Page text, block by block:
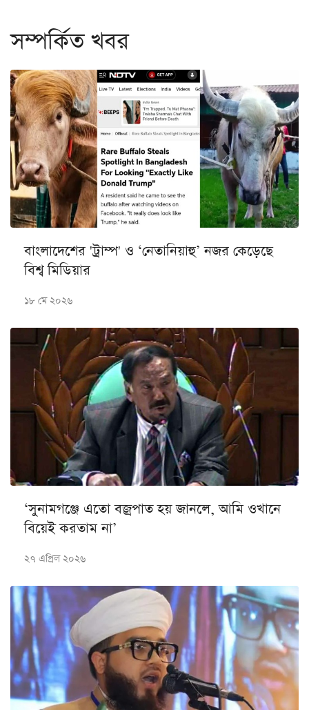
সম্পর্কিত খবর
বাংলাদেশের 'ট্রাম্প' ও ‘নেতানিয়াহু’ নজর কেড়েছে
বিশ্ব মিডিয়ার
১৮ মে ২০২৬
‘সুনামগঞ্জে এতো বজ্রপাত হয় জানলে, আমি ওখানে
বিয়েই করতাম না’
২৭ এপ্রিল ২০২৬